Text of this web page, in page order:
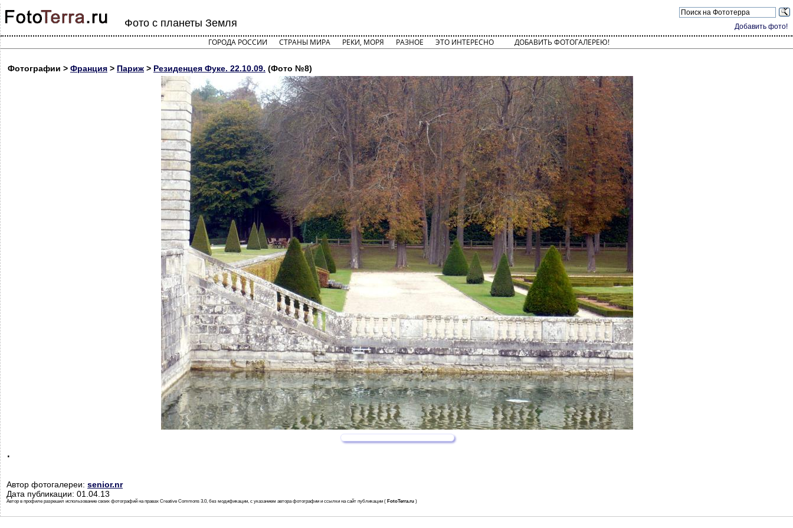
Добавить фото!
Фото с планеты Земля
ГОРОДА РОССИИ СТРАНЫ МИРА РЕКИ, МОРЯ РАЗНОЕ ЭТО ИНТЕРЕСНО ДОБАВИТЬ ФОТОГАЛЕРЕЮ!
Фотографии > Франция > Париж > Резиденцея Фуке. 22.10.09. (Фото №8)
.
Автор фотогалереи: senior.nr
Дата публикации: 01.04.13
Автор в профиле разрешил использование своих фотографий на правах Creative Commons 3.0, без модификации, с указанием автора фотографии и ссылки на сайт публикации ( FotoTerra.ru )